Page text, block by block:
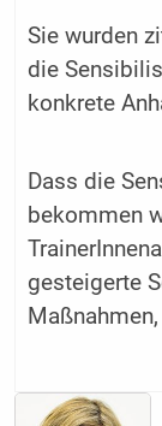
Sie wurden
die
konkrete
Dass die
bekommen
gesteigerte